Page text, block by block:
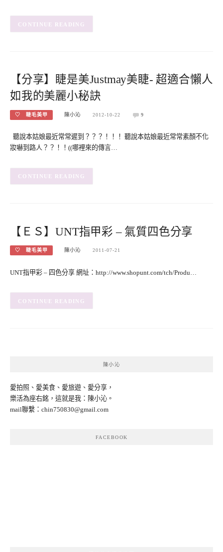
CONTINUE READING
【分享】睫是美Justmay美睫- 超適合懶人
如我的美麗小秘訣
♡ 睫毛美甲 陳小沁 2012-10-22 9
聽說本姑娘最近常常遲到？？？！！！ 聽說本姑娘最近常常素顏不化
妝嚇到路人？？！！((哪裡來的傳言…
CONTINUE READING
【ＥＳ】UNT指甲彩 – 氣質四色分享
♡ 睫毛美甲 陳小沁 2011-07-21
UNT指甲彩 – 四色分享 網址：http://www.shopunt.com/tch/Produ…
CONTINUE READING
陳小沁
愛拍照、愛美食、愛旅遊、愛分享，
樂活為座右銘，這就是我：陳小沁。
mail聯繫： chin750830@gmail.com
FACEBOOK